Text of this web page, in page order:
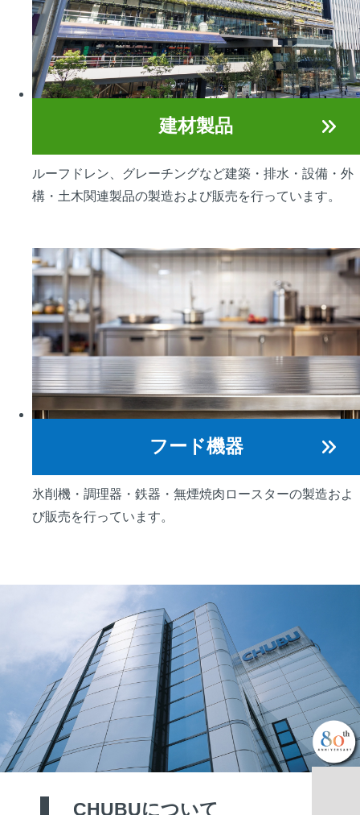
建材製品
ルーフドレン、グレーチングなど建築・排水・設備・外
構・土木関連製品の製造および販売を行っています。
フード機器
氷削機・調理器・鉄器・無煙焼肉ロースターの製造およ
び販売を行っています。
CHUBUについて